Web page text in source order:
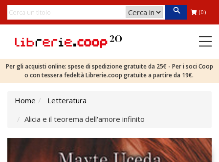
(0)
Per gli acquisti online: spese di spedizione gratuite da 25€ - Per i soci Coop
o con tessera fedeltà Librerie.coop gratuite a partire da 19€.
Home
Letteratura
Alicia e il teorema dell'amore infinito